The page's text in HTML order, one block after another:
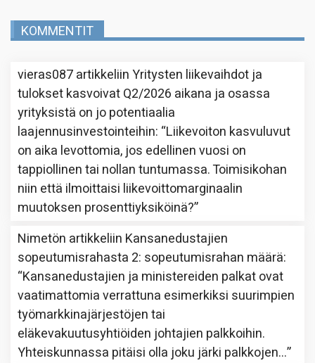
KOMMENTIT
vieras087artikkeliinYritysten liikevaihdot ja
tulokset kasvoivat Q2/2026 aikana ja osassa
yrityksistä on jo potentiaalia
laajennusinvestointeihin: “Liikevoiton kasvuluvut
on aika levottomia, jos edellinen vuosi on
tappiollinen tai nollan tuntumassa. Toimisikohan
niin että ilmoittaisi liikevoittomarginaalin
muutoksen prosenttiyksiköinä?”
Nimetön artikkeliin Kansanedustajien
sopeutumisrahasta 2: sopeutumisrahan määrä:
“Kansanedustajien ja ministereiden palkat ovat
vaatimattomia verrattuna esimerkiksi suurimpien
työmarkkinajärjestöjen tai
eläkevakuutusyhtiöiden johtajien palkkoihin.
Yhteiskunnassa pitäisi olla joku järki palkkojen…”